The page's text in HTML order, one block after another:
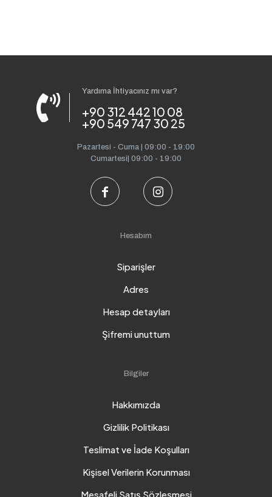
Yardıma İhtiyacınız mı var?
+90 312 442 10 08
+90 549 747 30 25
Pazartesi - Cuma | 09:00 - 19:00
Cumartesi| 09:00 - 19:00
Hesabım
Siparişler
Adres
Hesap detayları
Şifremi unuttum
Bilgiler
Hakkımızda
Gizlilik Politikası
Teslimat ve İade Koşulları
Kişisel Verilerin Korunması
Mesafeli Satış Sözleşmesi